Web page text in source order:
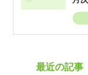
最近の記事